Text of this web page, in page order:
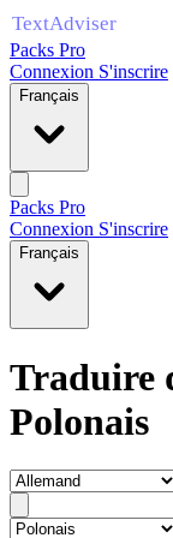
Packs Pro
Connexion S'inscrire
Français
Packs Pro
Connexion S'inscrire
Français
Traduire
Polonais